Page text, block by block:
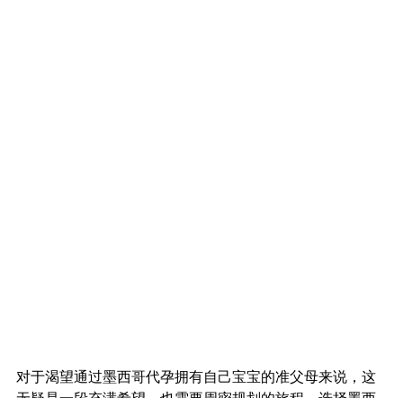
对于渴望通过墨西哥代孕拥有自己宝宝的准父母来说，这